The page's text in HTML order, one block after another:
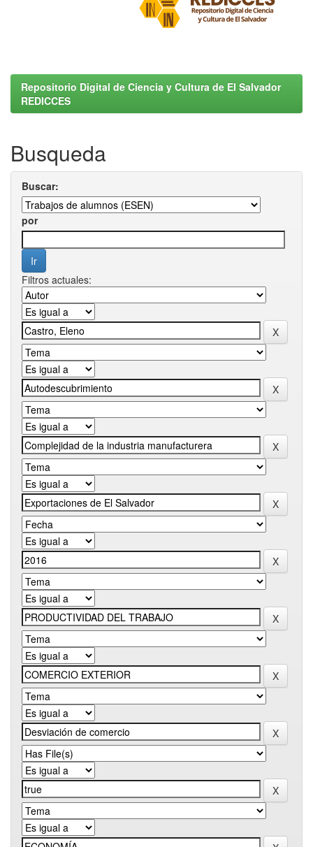
Repositorio Digital de Ciencia y Cultura de El Salvador
REDICCES
Busqueda
Buscar:
por
Filtros actuales: